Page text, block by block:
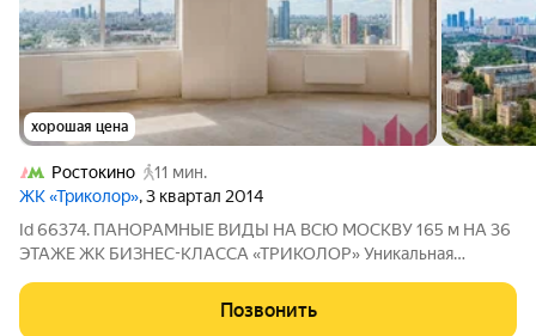
хорошая цена
Ростокино
11 мин.
ЖК «Триколор», 3 квартал 2014
Id 66374. ПАНОРАМНЫЕ ВИДЫ НА ВСЮ МОСКВУ 165 м НА 36
ЭТАЖЕ ЖК БИЗНЕС-КЛАССА «ТРИКОЛОР» Уникальная
из лучших корпусов жилого комплекса бизнес-класса
«Триколор». Расположена на 36-м этаже
Позвонить